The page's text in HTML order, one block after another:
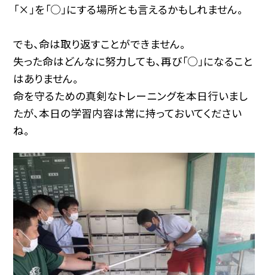
「×」を「○」にする場所とも言えるかもしれません。
でも、命は取り返すことができません。
失った命はどんなに努力しても、再び「○」になること
はありません。
命を守るための真剣なトレーニングを本日行いまし
たが、本日の学習内容は常に持っておいてください
ね。